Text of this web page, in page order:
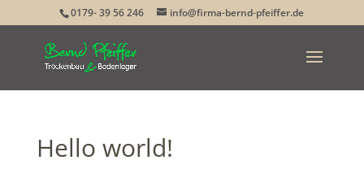
0179- 39 56 246 info@firma-bernd-pfeiffer.de
Hello world!